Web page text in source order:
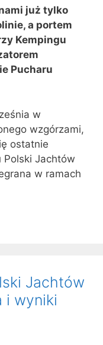
już tylko
a portem
Kempingu
Pucharu
w
wzgórzami,
ostatnie
Polski Jachtów
w ramach
Jachtów
i wyniki